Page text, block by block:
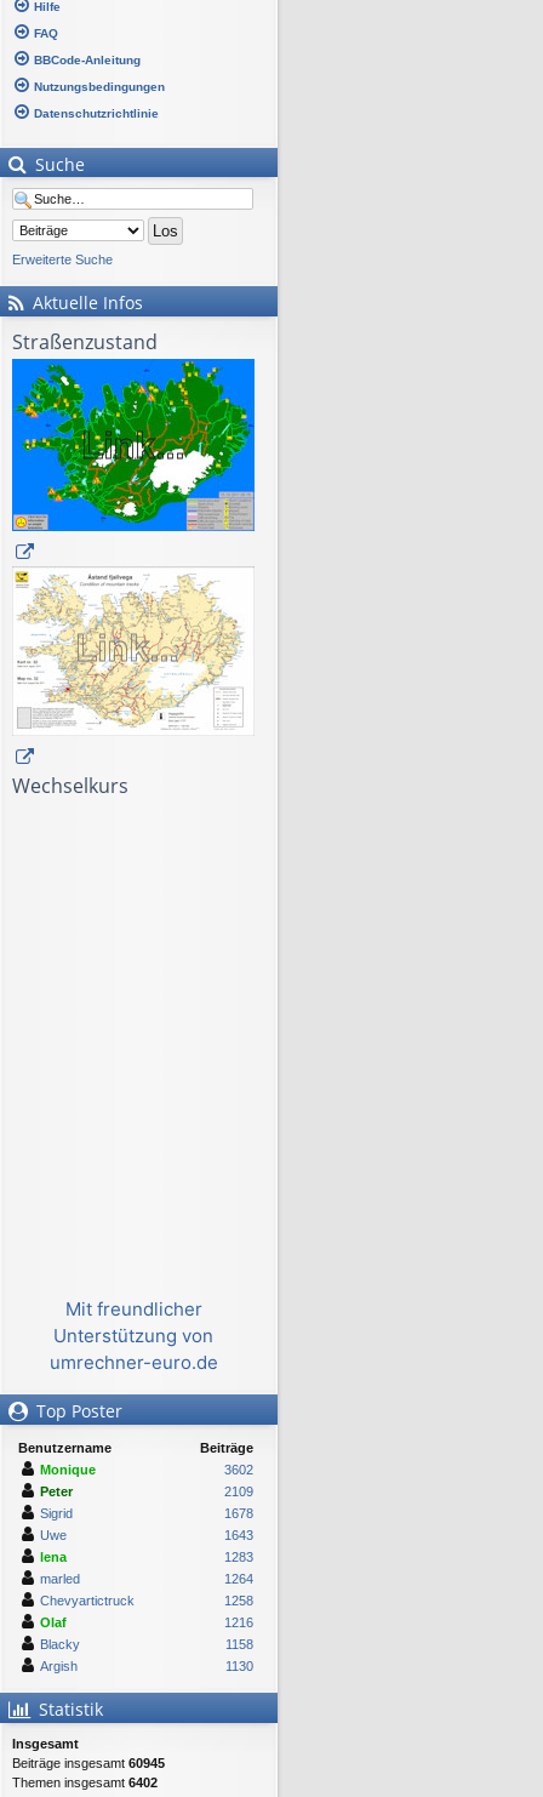
Hilfe
FAQ
BBCode-Anleitung
Nutzungsbedingungen
Datenschutzrichtlinie
Suche
Erweiterte Suche
Aktuelle Infos
Straßenzustand
Wechselkurs
Mit freundlicher
Unterstützung von
umrechner-euro.de
Top Poster
Benutzername
Beiträge
Monique
3602
Peter
2109
Sigrid
1678
Uwe
1643
lena
1283
marled
1264
Chevyartictruck
1258
Olaf
1216
Blacky
1158
Argish
1130
Statistik
Insgesamt
Beiträge insgesamt 60945
Themen insgesamt 6402